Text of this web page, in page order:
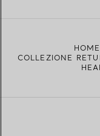
HOME
COLLEZIONE